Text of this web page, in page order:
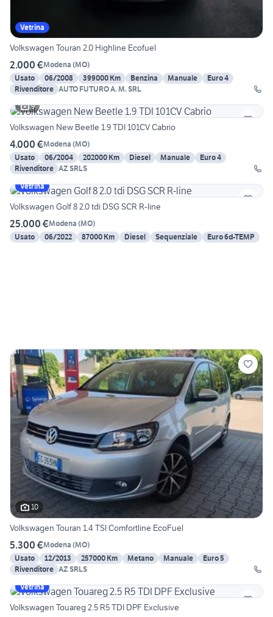
Vetrina
Volkswagen Touran 2.0 Highline Ecofuel
2.000 €Modena (MO)
Usato
06/2008 399000 Km Benzina Manuale
Euro 4
Rivenditore
AUTO FUTURO A. M. SRL
9
Volkswagen New Beetle 1.9 TDI 101CV Cabrio
4.000 €Modena (MO)
Usato
06/2004 202000 Km Diesel Manuale
Euro 4
Rivenditore AZ SRLS
Vetrina
Volkswagen Golf 8 2.0 tdi DSG SCR R-line
25.000 €Modena (MO)
Usato
06/2022 87000 Km Diesel Sequenziale Euro 6d-TEMP
10
Volkswagen Touran 1.4 TSI Comfortline EcoFuel
5.300 €Modena (MO)
Usato
12/2013 257000 Km Metano Manuale
Euro 5
Rivenditore AZ SRLS
Vetrina
Volkswagen Touareg 2.5 R5 TDI DPF Exclusive